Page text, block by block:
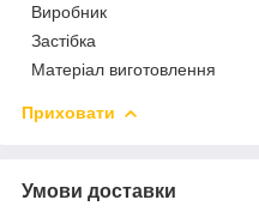
Виробник
Застібка
Матеріал виготовлення
Приховати
Умови доставки